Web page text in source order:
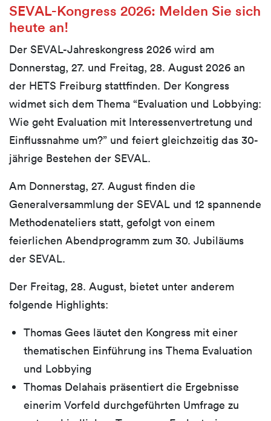
SEVAL-Kongress 2026: Melden Sie sich
heute an!
Der SEVAL-Jahreskongress 2026 wird am
Donnerstag, 27. und Freitag, 28. August 2026 an
der HETS Freiburg stattfinden. Der Kongress
widmet sich dem Thema “Evaluation und Lobbying:
Wie geht Evaluation mit Interessenvertretung und
Einflussnahme um?” und feiert gleichzeitig das 30-
jährige Bestehen der SEVAL.
Am Donnerstag, 27. August finden die
Generalversammlung der SEVAL und 12 spannende
Methodenateliers statt, gefolgt von einem
feierlichen Abendprogramm zum 30. Jubiläums
der SEVAL.
Der Freitag, 28. August, bietet unter anderem
folgende Highlights:
Thomas Gees läutet den Kongress mit einer
thematischen Einführung ins Thema Evaluation
und Lobbying
Thomas Delahais präsentiert die Ergebnisse
einerim Vorfeld durchgeführten Umfrage zu